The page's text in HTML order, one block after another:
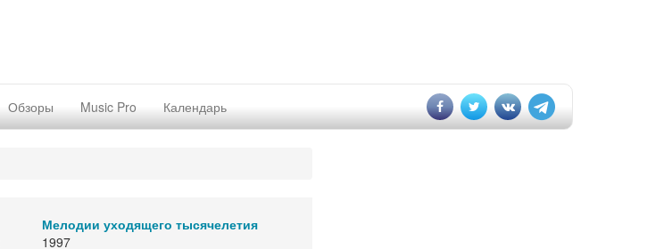
Обзоры Music Pro Календарь
Мелодии уходящего тысячелетия
1997